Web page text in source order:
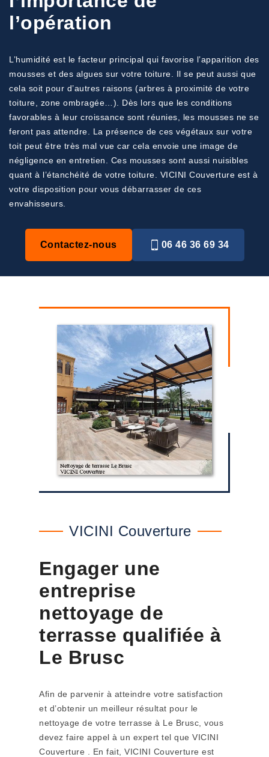
l’opération
L’humidité est le facteur principal qui favorise l’apparition des
mousses et des algues sur votre toiture. Il se peut aussi que
cela soit pour d’autres raisons (arbres à proximité de votre
toiture, zone ombragée…). Dès lors que les conditions
favorables à leur croissance sont réunies, les mousses ne se
feront pas attendre. La présence de ces végétaux sur votre
toit peut être très mal vue car cela envoie une image de
négligence en entretien. Ces mousses sont aussi nuisibles
quant à l’étanchéité de votre toiture. VICINI Couverture est à
votre disposition pour vous débarrasser de ces
envahisseurs.
Contactez-nous 06 46 36 69 34
VICINI Couverture
Engager une
entreprise
nettoyage de
terrasse qualifiée à
Le Brusc
Afin de parvenir à atteindre votre satisfaction
et d’obtenir un meilleur résultat pour le
nettoyage de votre terrasse à Le Brusc, vous
devez faire appel à un expert tel que VICINI
Couverture . En fait, VICINI Couverture est